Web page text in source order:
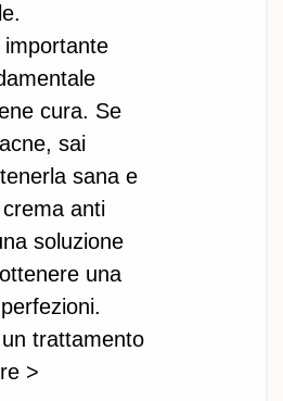
cura. Se
sai
sana e
anti
soluzione
una
trattamento
>